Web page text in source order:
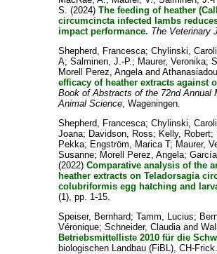
S. (2024)The feeding of heather
circumcincta infected lambs
impact performance. The Veterinary
Shepherd, Francesca;Chylinski,
A;Salminen, J.-P.; Maurer, Veronika;
Morell Perez, Angelaand
efficacy of heather extracts against
Book of Abstracts of the 72nd Annual
Animal Science, Wageningen.
Shepherd, Francesca;Chylinski,
Joana; Davidson, Ross; Kelly, Robert;
Pekka; Engström, Marica T; Maurer,
Susanne; Morell Perez, Angela;
(2022)Comparative analysis of the
heather extracts on Teladorsagia
colubriformis egg hatching and
(1), pp. 1-15.
Speiser, Bernhard;Tamm, Lucius;
Véronique;Schneider, Claudiaand
Betriebsmittelliste 2010 für die
biologischen Landbau (FiBL), CH-Frick.